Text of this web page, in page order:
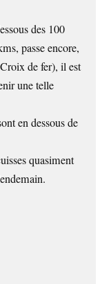
des 100
passe encore,
de fer), il est
une telle
en dessous de
quasiment